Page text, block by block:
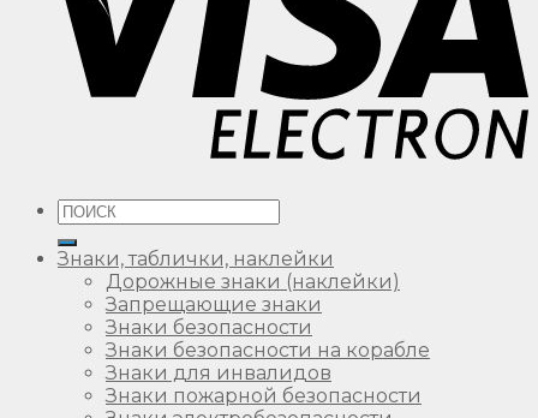
Искать:
Знаки, таблички, наклейки
Дорожные знаки (наклейки)
Запрещающие знаки
Знаки безопасности
Знаки безопасности на корабле
Знаки для инвалидов
Знаки пожарной безопасности